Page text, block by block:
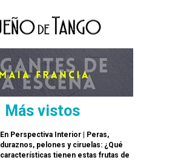
Más vistos
En Perspectiva Interior | Peras,
duraznos, pelones y ciruelas: ¿Qué
características tienen estas frutas de